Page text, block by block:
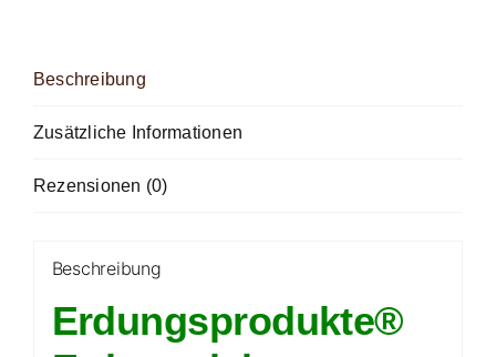
Beschreibung
Zusätzliche Informationen
Rezensionen (0)
Beschreibung
Erdungsprodukte®